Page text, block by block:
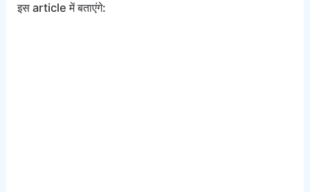
इस article में बताएंगे: